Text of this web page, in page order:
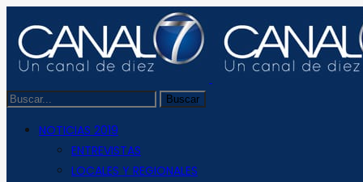
NOTICIAS 2019
ENTREVISTAS
LOCALES Y REGIONALES